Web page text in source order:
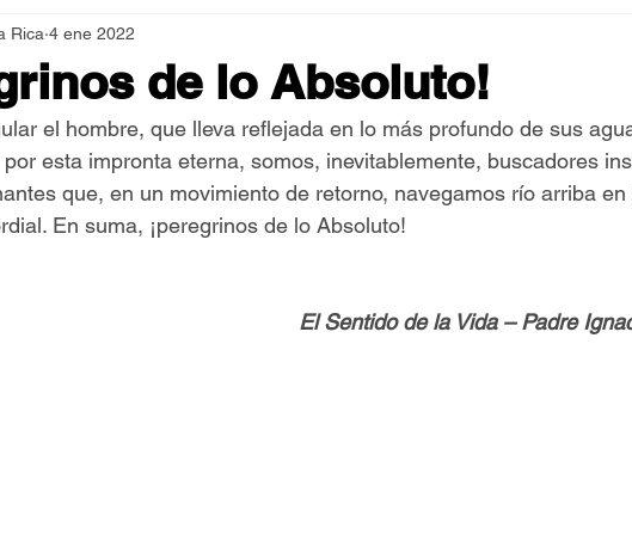
2018 Asamblea Nacional
Jornadas Mundiales Libros Orar y Vivir Papa
de Ser Feliz Semillas de Paz
de lo Absoluto!
Rica 4 ene 2022
el hombre, que lleva reflejada en lo más profundo de sus
esta impronta eterna, somos, inevitablemente, buscadores
que, en un movimiento de retorno, navegamos río arriba
En suma, ¡peregrinos de lo Absoluto!
El Sentido de la Vida – Padre